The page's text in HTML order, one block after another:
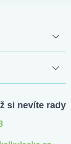
si nevíte rady